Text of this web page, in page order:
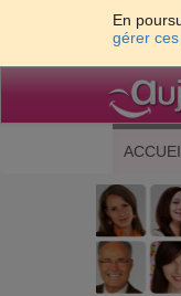
En
gérer